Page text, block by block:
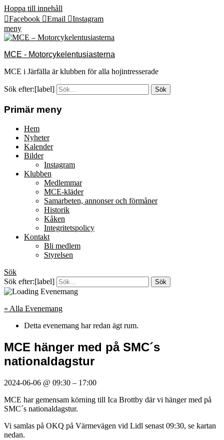
Hoppa till innehåll
Facebook
Email
Instagram
meny
MCE - Motorcykelentusiasterna
MCE i Järfälla är klubben för alla hojintresserade
Sök efter:[label]
Primär meny
Hem
Nyheter
Kalender
Bilder
Instagram
Klubben
Medlemmar
MCE-kläder
Samarbeten, annonser och förmåner
Historik
Kåken
Integritetspolicy
Kontakt
Bli medlem
Styrelsen
Sök
Sök efter:[label]
« Alla Evenemang
Detta evenemang har redan ägt rum.
MCE hänger med på SMC´s
nationaldagstur
2024-06-06 @ 09:30 – 17:00
MCE har gemensam körning till Ica Brottby där vi hänger med på
SMC´s nationaldagstur.
Vi samlas på OKQ på Värmevägen vid Lidl senast 09:30, se kartan
nedan.